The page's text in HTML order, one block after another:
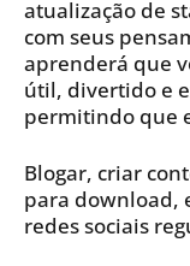
atualização de
com seus
aprenderá que
útil, divertido e
permitindo que
Blogar, criar
para download,
redes sociais